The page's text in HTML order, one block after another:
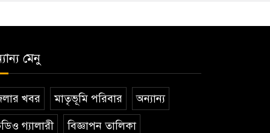
মেনু
খবর মাতৃভূমি পরিবার অন্যান্য
গ্যালারী বিজ্ঞাপন তালিকা